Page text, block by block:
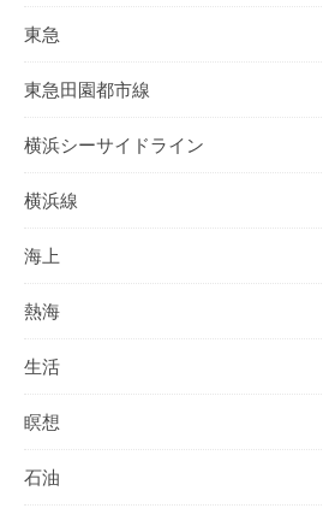
東急
東急田園都市線
横浜シーサイドライン
横浜線
海上
熱海
生活
瞑想
石油